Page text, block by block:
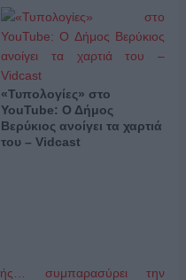
«Τυπολογίες» στο
YouTube: Ο Δήμος
Βερύκιος ανοίγει τα χαρτιά
του – Vidcast